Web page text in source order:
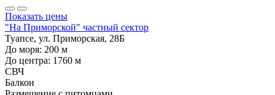
Показать цены
"На Приморской" частный сектор
Туапсе, ул. Приморская, 28Б
До моря: 200 м
До центра: 1760 м
СВЧ
Балкон